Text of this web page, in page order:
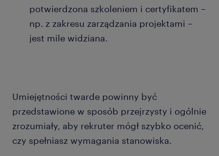
potwierdzona szkoleniem i certyfikatem –
np. z zakresu zarządzania projektami –
jest mile widziana.
Umiejętności twarde powinny być
przedstawione w sposób przejrzysty i ogólnie
zrozumiały, aby rekruter mógł szybko ocenić,
czy spełniasz wymagania stanowiska.